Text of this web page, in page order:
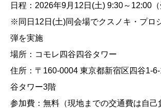
日程：2026年9月12日(土) 9:30～12:00（
※同日12日(土)同会場でクスノキ・プロ
弾を実施
場所：コモレ四谷四谷タワー
住所：〒160-0004 東京都新宿区四谷1-
谷タワー3階
参加費：無料（現地までの交通費は自己